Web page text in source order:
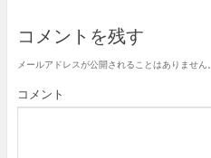
コメントを残す
メールアドレスが公開されることはありません。
コメント